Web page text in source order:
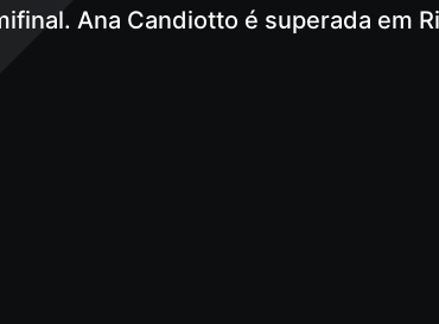
Ana Candiotto é superada em